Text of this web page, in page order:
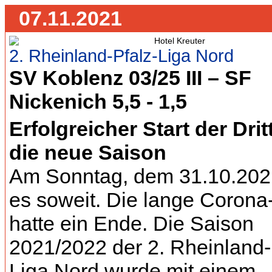
07.11.2021
2. Rheinland-Pfalz-Liga Nord
SV Koblenz 03/25 III – SF
Nickenich 5,5 - 1,5
Erfolgreicher Start der
die neue Saison
Am Sonntag, dem
es soweit. Die lange
hatte ein Ende. Die Saison
2021/2022 der 2.